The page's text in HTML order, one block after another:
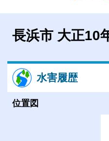
長浜市 大正10
水害履歴
位置図